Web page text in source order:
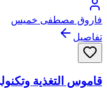
فاروق مصطفى خميس
تفاصيل
قاموس التغذية